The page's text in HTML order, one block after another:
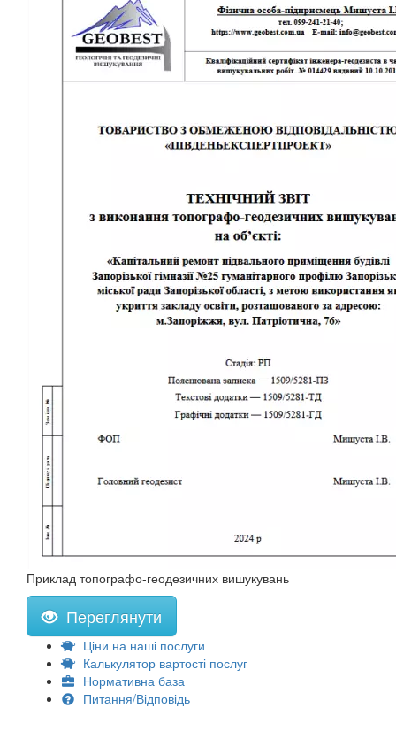
Приклад топографо-геодезичних вишукувань
Переглянути
Ціни на наші послуги
Калькулятор вартості послуг
Нормативна база
Питання/Відповідь